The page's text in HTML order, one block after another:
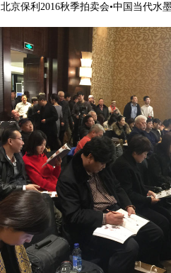
北京保利2016秋季拍卖会•中国当代水